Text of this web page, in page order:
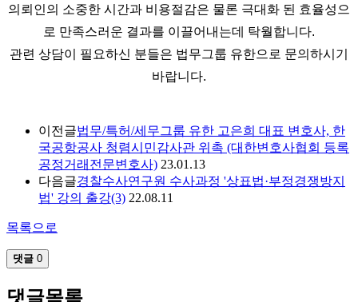
의뢰인의 소중한 시간과 비용절감은 물론 극대화 된 효율성으
로 만족스러운 결과를 이끌어내는데 탁월합니다.
관련 상담이 필요하신 분들은 법무그룹 유한으로 문의하시기
바랍니다.
이전글법무/특허/세무그룹 유한 고은희 대표 변호사, 한
국공항공사 청렴시민감사관 위촉 (대한변호사협회 등록
공정거래전문변호사) 23.01.13
다음글경찰수사연구원 수사과정 '상표법·부정경쟁방지
법' 강의 출강(3) 22.08.11
목록으로
댓글 0
댓글목록